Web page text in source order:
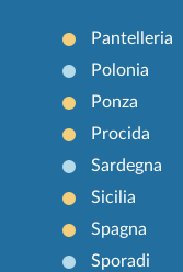
Pantelleria
Polonia
Ponza
Procida
Sardegna
Sicilia
Spagna
Sporadi